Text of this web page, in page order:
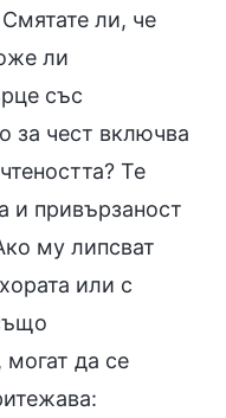
ли, че
ли
със
за чест включва
Те
и привързаност
му липсват
или с
могат да се